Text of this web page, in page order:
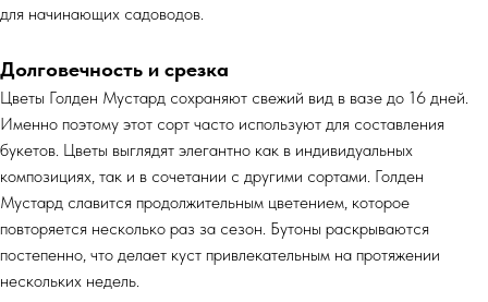
для начинающих садоводов.
Долговечность и срезка
Цветы Голден Мустард сохраняют свежий вид в вазе до 16 дней.
Именно поэтому этот сорт часто используют для составления
букетов. Цветы выглядят элегантно как в индивидуальных
композициях, так и в сочетании с другими сортами. Голден
Мустард славится продолжительным цветением, которое
повторяется несколько раз за сезон. Бутоны раскрываются
постепенно, что делает куст привлекательным на протяжении
нескольких недель.